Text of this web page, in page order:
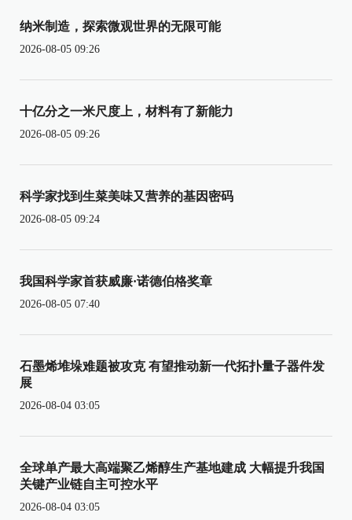
纳米制造，探索微观世界的无限可能
2026-08-05 09:26
十亿分之一米尺度上，材料有了新能力
2026-08-05 09:26
科学家找到生菜美味又营养的基因密码
2026-08-05 09:24
我国科学家首获威廉·诺德伯格奖章
2026-08-05 07:40
石墨烯堆垛难题被攻克 有望推动新一代拓扑量子器件发
展
2026-08-04 03:05
全球单产最大高端聚乙烯醇生产基地建成 大幅提升我国
关键产业链自主可控水平
2026-08-04 03:05